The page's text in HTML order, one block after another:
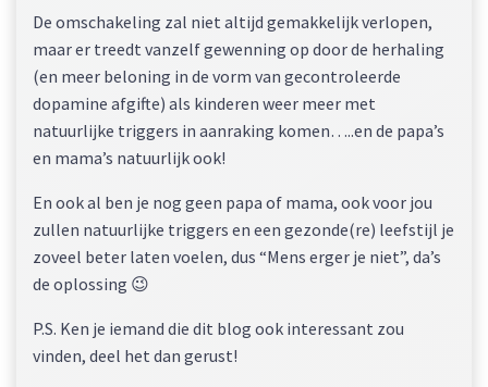
De omschakeling zal niet altijd gemakkelijk verlopen,
maar er treedt vanzelf gewenning op door de herhaling
(en meer beloning in de vorm van gecontroleerde
dopamine afgifte) als kinderen weer meer met
natuurlijke triggers in aanraking komen…..en de papa’s
en mama’s natuurlijk ook!
En ook al ben je nog geen papa of mama, ook voor jou
zullen natuurlijke triggers en een gezonde(re) leefstijl je
zoveel beter laten voelen, dus “Mens erger je niet”, da’s
de oplossing 😉
P.S. Ken je iemand die dit blog ook interessant zou
vinden, deel het dan gerust!